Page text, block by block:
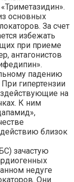
основных
За счет
избежать
при приеме
антагонистов
падению
гипертензии
на
К ним
близок
зачастую
недуге
Они